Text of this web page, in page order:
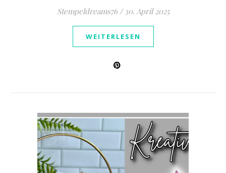
Stempeldreams76 / 30. April 2025
WEITERLESEN